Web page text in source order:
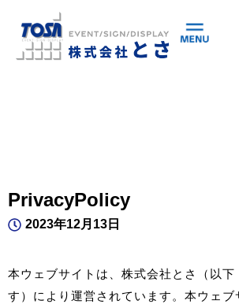
PrivacyPolicy
2023年12月13日
本ウェブサイトは、株式会社とさ（以下
す）により運営されています。本ウェブ